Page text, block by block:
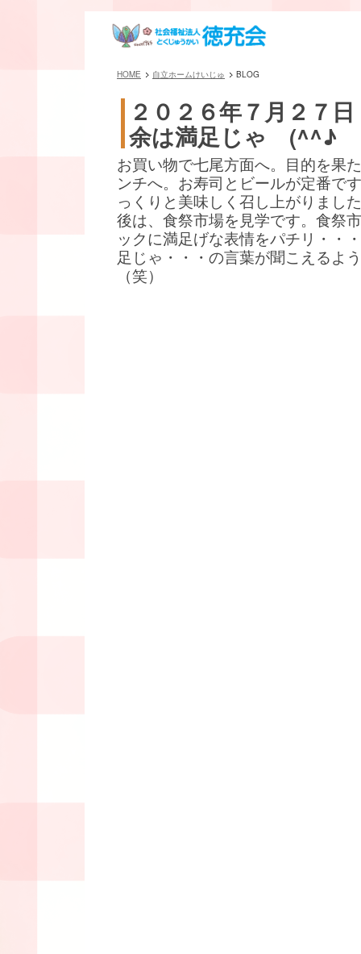
HOME 自立ホームけいじゅ BLOG
２０２６年７月２７日
余は満足じゃ (^^♪
お買い物で七尾方面へ。目的を果
ンチへ。お寿司とビールが定番で
っくりと美味しく召し上がりまし
後は、食祭市場を見学です。食祭
ックに満足げな表情をパチリ・・
足じゃ・・・の言葉が聞こえる
（笑）